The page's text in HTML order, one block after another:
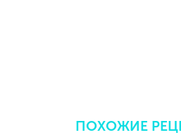
ПОХОЖИЕ